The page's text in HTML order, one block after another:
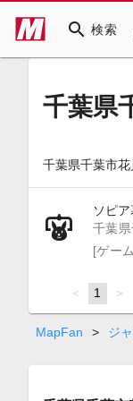
search 検索
千葉県
千葉県千葉市花
ソピ
千葉
[ゲー
page
You're
on
page
1
MapFan > ジ